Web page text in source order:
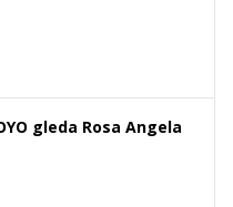
gleda Rosa Angela